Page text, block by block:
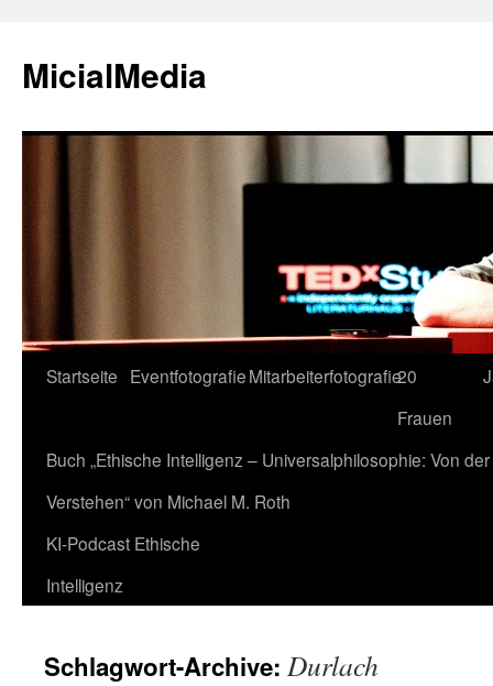
MicialMedia
Zum
springen
Startseite EventfotografieMitarbeiterfotografie20
Frauen
Buch „Ethische Intelligenz – Universalphilosophie: Von
Verstehen“ von Michael M. Roth
KI-Podcast Ethische
Intelligenz
Schlagwort-Archive: Durlach